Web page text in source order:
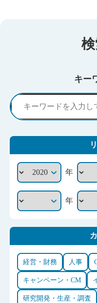
キー
年
年
経営・財務 人事
キャンペーン・CM
研究開発・生産・調査